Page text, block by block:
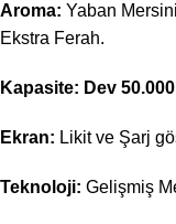
Aroma: Yaban
Ekstra Ferah.
Kapasite: Dev
Ekran: Likit ve Şarj
Teknoloji: Gelişmiş